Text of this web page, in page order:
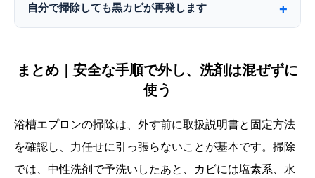
自分で掃除しても黒カビが再発します
まとめ｜安全な手順で外し、洗剤は混ぜずに
使う
浴槽エプロンの掃除は、外す前に取扱説明書と固定方法
を確認し、力任せに引っ張らないことが基本です。掃除
では、中性洗剤で予洗いしたあと、カビには塩素系、水